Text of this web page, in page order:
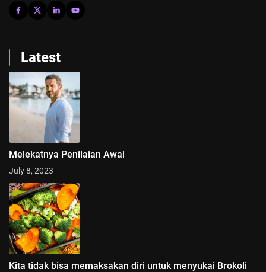
Latest
Melekatnya Penilaian Awal
July 8, 2023
Kita tidak bisa memaksakan diri untuk menyukai Brokoli